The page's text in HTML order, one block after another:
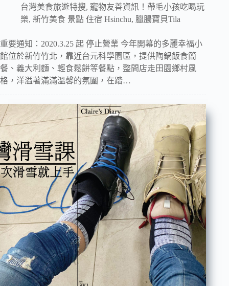
台灣美食旅遊特搜, 寵物友善資訊！帶毛小孩吃喝玩
樂, 新竹美食 景點 住宿 Hsinchu, 臘腸寶貝Tila
重要通知：2020.3.25 起 停止營業 今年開幕的多麗幸福小
館位於新竹竹北，靠近台元科學園區，提供陶鍋飯食簡
餐、義大利麵、輕食鬆餅等餐點，整間店走田園鄉村風
格，洋溢著滿滿溫馨的氛圍，在踏…